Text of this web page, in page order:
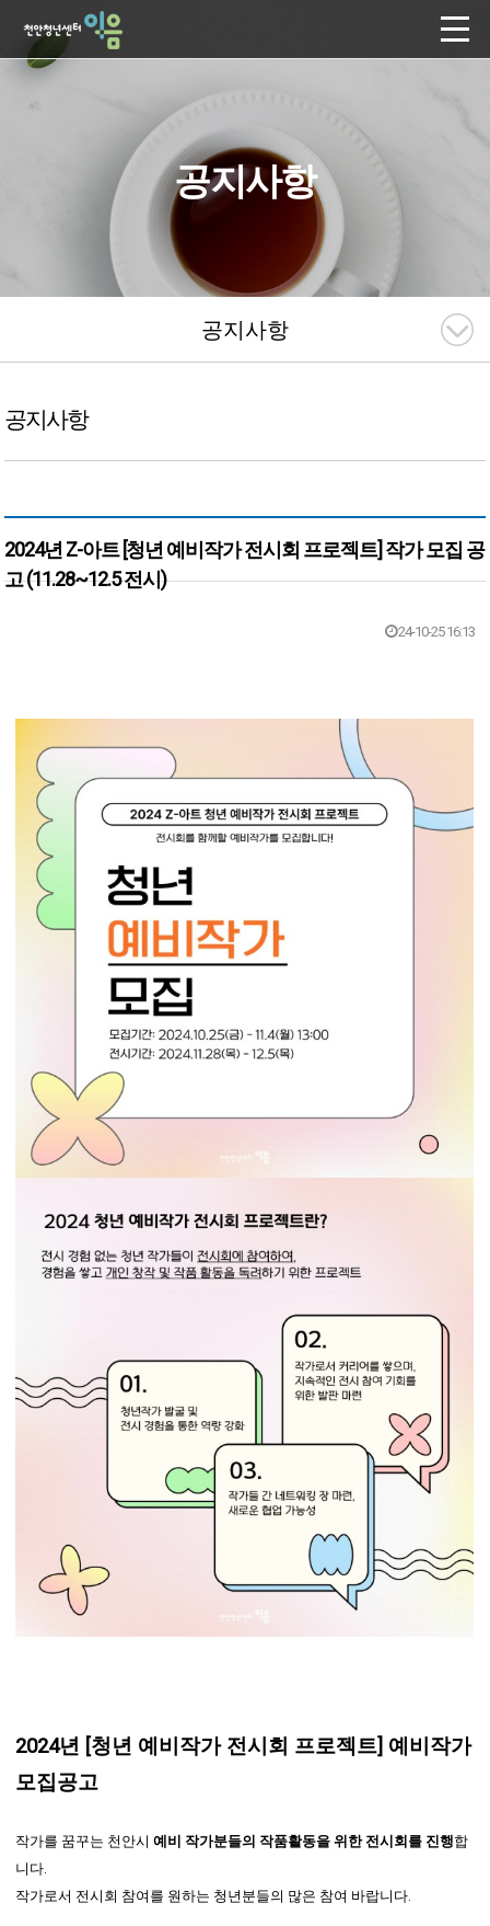
공지사항
공지사항
공지사항
2024년 Z-아트 [청년 예비작가 전시회 프로젝트] 작가 모집 공
고 (11.28~12.5 전시)
24-10-25 16:13
본문
2024년 [청년 예비작가 전시회 프로젝트] 예비작가
모집공고
작가를 꿈꾸는 천안시예비 작가분들의 작품활동을 위한 전시회를 진행합
니다.
작가로서 전시회 참여를 원하는 청년분들의 많은 참여 바랍니다.